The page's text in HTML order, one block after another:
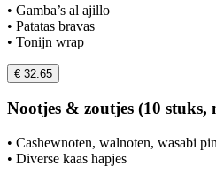
• Gamba’s al ajillo
• Patatas bravas
• Tonijn wrap
€ 32.65
Nootjes & zoutjes (10 stuks,
• Cashewnoten, walnoten, wasabi
• Diverse kaas hapjes